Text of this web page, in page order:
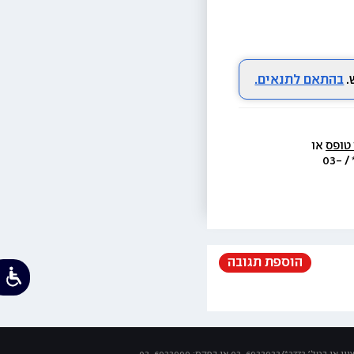
בהתאם לתנאים.
טופס
  או בת.ד 438 ראשון לציון או בטל׳  3733* / 03-
הוספת תגובה